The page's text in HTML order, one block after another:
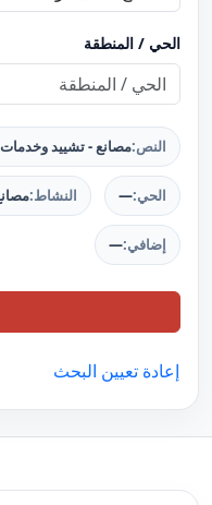
الحي / المنطقة
النص:مصانع - تشييد وخدمات
الحي:— النشاط:
إضافي:—
إعادة تعيين البحث